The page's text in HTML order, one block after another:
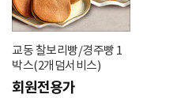
교동 찰보리빵/경주빵 1
박스(2개덤서비스)
회원전용가